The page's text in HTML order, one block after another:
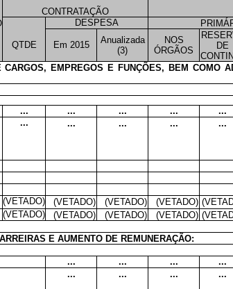
CONTRATAÇÃO
DESPESA
QTDE Em 2015
Anualizada
(3)
NOS
ÓRGÃOS
DE
CARGOS, EMPREGOS E FUNÇÕES, BEM COMO
... ... ... ... ...
... ... ... ... ...
(VETADO) (VETADO) (VETADO) (VETADO)
(VETADO) (VETADO) (VETADO) (VETADO)
E AUMENTO DE REMUNERAÇÃO:
... ... ... ...
... ... ... ...